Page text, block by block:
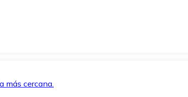
más cercana.